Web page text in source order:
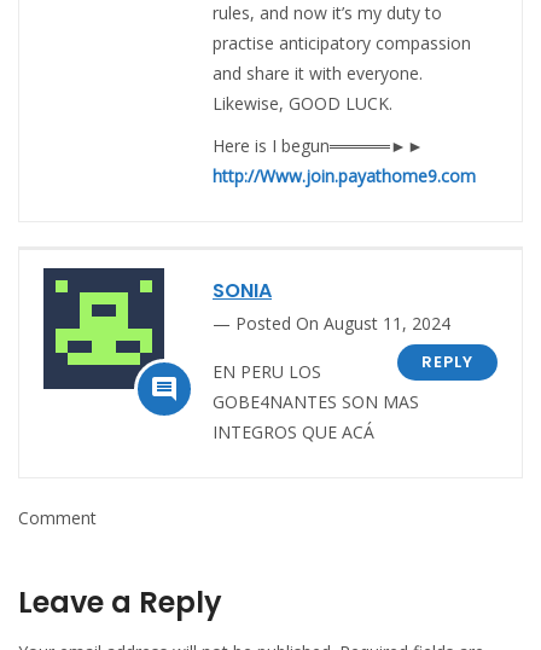
rules, and now it’s my duty to
practise anticipatory compassion
and share it with everyone.
Likewise, GOOD LUCK.
Here is I begun═════►►
http://Www.join.payathome9.com

SONIA
Posted On August 11, 2024
REPLY
EN PERU LOS
GOBE4NANTES SON MAS
INTEGROS QUE ACÁ
Comment
Leave a Reply